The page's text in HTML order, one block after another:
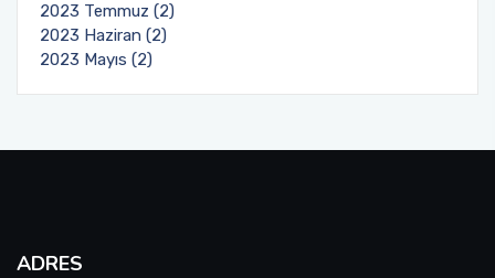
2023 Temmuz (2)
2023 Haziran (2)
2023 Mayıs (2)
ADRES